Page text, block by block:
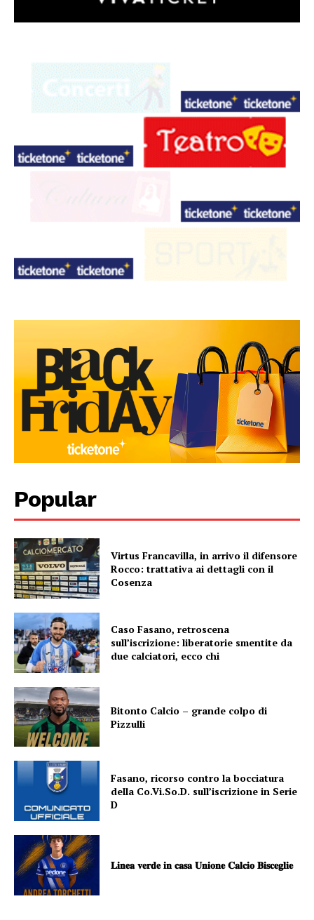
Popular
Virtus Francavilla, in arrivo il difensore
Rocco: trattativa ai dettagli con il
Cosenza
Caso Fasano, retroscena
sull’iscrizione: liberatorie smentite da
due calciatori, ecco chi
Bitonto Calcio – grande colpo di
Pizzulli
Fasano, ricorso contro la bocciatura
della Co.Vi.So.D. sull’iscrizione in Serie
D
𝐋𝐢𝐧𝐞𝐚 𝐯𝐞𝐫𝐝𝐞 𝐢𝐧 𝐜𝐚𝐬𝐚 𝐔𝐧𝐢𝐨𝐧𝐞 𝐂𝐚𝐥𝐜𝐢𝐨 𝐁𝐢𝐬𝐜𝐞𝐠𝐥𝐢𝐞